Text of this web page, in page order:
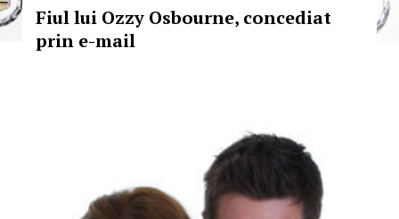
Fiul lui Ozzy Osbourne, concediat
prin e-mail